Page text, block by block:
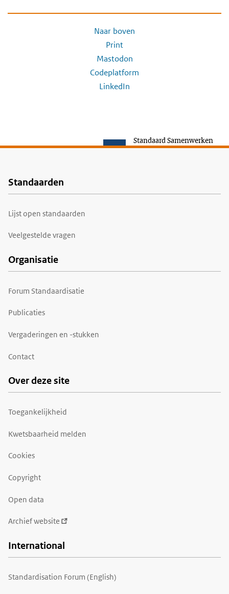
Naar boven
Print
Mastodon
Codeplatform
LinkedIn
Standaard Samenwerken
Voet
Standaarden
Lijst open standaarden
Veelgestelde vragen
Organisatie
Forum Standaardisatie
Publicaties
Vergaderingen en -stukken
Contact
Over deze site
Toegankelijkheid
Kwetsbaarheid melden
Cookies
Copyright
Open data
Archief website
International
Standardisation Forum (English)